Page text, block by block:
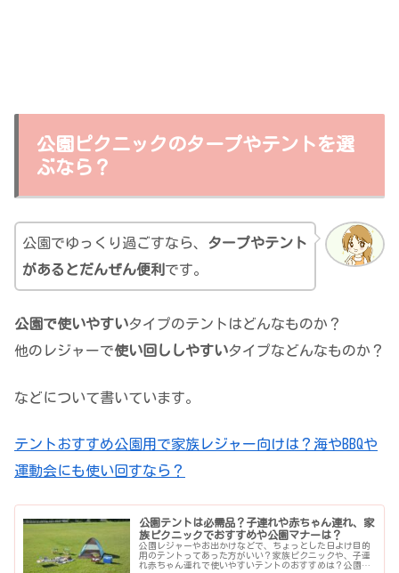
公園ピクニックのタープやテントを選
ぶなら？
公園でゆっくり過ごすなら、
タープやテント
があるとだんぜん便利 です。
公園で使いやすいタイプのテントはどんなものか？
他のレジャーで使い回ししやすいタイプなどんなものか？
などについて書いています。
テントおすすめ公園用で家族レジャー向けは？海やBBQや
運動会にも使い回すなら？
公園テントは必需品？子連れや赤ちゃん連れ、家
族ピクニックでおすすめや公園マナーは？
公園レジャーやお出かけなどで、ちょっとした日よけ目的
用のテントってあった方がいい？家族ピクニックや、子連
れ赤ちゃん連れで使いやすいテントのおすすめは？公園ヘ